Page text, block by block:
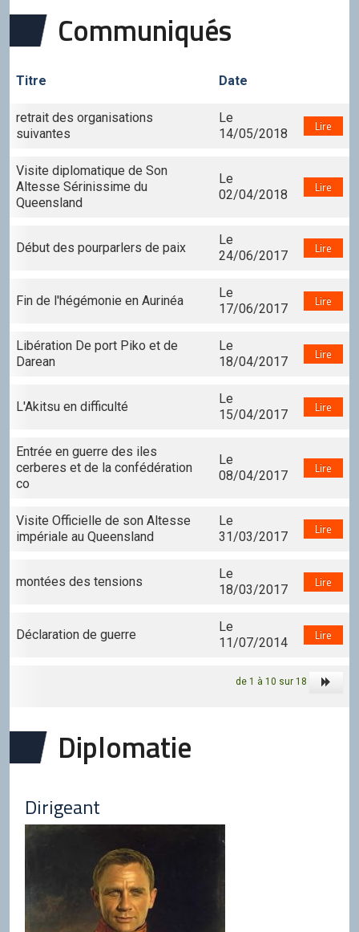
Communiqués
Titre Date
retrait des organisations
suivantes
Le
14/05/2018
Lire
Visite diplomatique de Son
Altesse Sérinissime du
Queensland
Le
02/04/2018
Lire
Début des pourparlers de paix
Le
24/06/2017
Lire
Fin de l'hégémonie en Aurinéa
Le
17/06/2017
Lire
Libération De port Piko et de
Darean
Le
18/04/2017
Lire
L'Akitsu en difficulté
Le
15/04/2017
Lire
Entrée en guerre des iles
cerberes et de la confédération
co
Le
08/04/2017
Lire
Visite Officielle de son Altesse
impériale au Queensland
Le
31/03/2017
Lire
montées des tensions
Le
18/03/2017
Lire
Déclaration de guerre
Le
11/07/2014
Lire
de 1 à 10 sur 18
Diplomatie
Dirigeant